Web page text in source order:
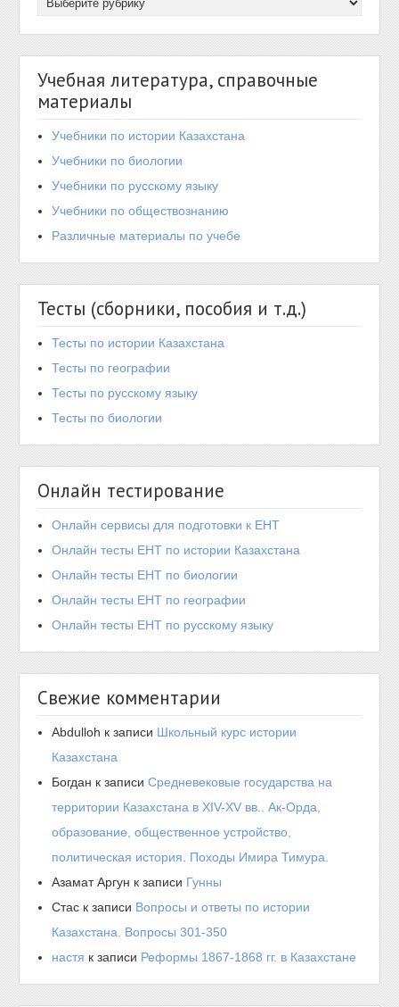
Учебная литература, справочные
материалы
Учебники по истории Казахстана
Учебники по биологии
Учебники по русскому языку
Учебники по обществознанию
Различные материалы по учебе
Тесты (сборники, пособия и т.д.)
Тесты по истории Казахстана
Тесты по географии
Тесты по русскому языку
Тесты по биологии
Онлайн тестирование
Онлайн сервисы для подготовки к ЕНТ
Онлайн тесты ЕНТ по истории Казахстана
Онлайн тесты ЕНТ по биологии
Онлайн тесты ЕНТ по географии
Онлайн тесты ЕНТ по русскому языку
Свежие комментарии
Abdulloh к записи Школьный курс истории
Казахстана
Богдан к записиСредневековые государства на
территории Казахстана в XIV-XV вв.. Ак-Орда,
образование, общественное устройство,
политическая история. Походы Имира Тимура.
Азамат Аргун к записи Гунны
Стас к записи Вопросы и ответы по истории
Казахстана. Вопросы 301-350
настя к записи Реформы 1867-1868 гг. в Казахстане